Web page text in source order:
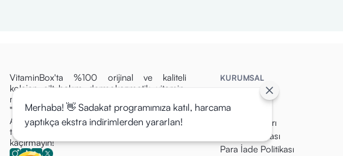
VitaminBox'ta %100 orijinal ve kaliteli
kolajen, cilt bakım, dermokozmetik, vitamin,
mineral ve takviye edici gıda ürünleriyle
"Daha İyi Bir Sen" için buradayız. Vitaminbox
Ailesine Katılın! Yeni ürünlerimizden ve özel
tekliflerden ilk siz haberdar olun, fırsatları
kaçırmayın!
KURUMSAL
Yasal Bildirim
Hizmet Şartları
Gizlilik Politikası
Para İade Politikası
Merhaba! 👋 Sadakat programımıza katıl, harcama
yaptıkça ekstra indirimlerden yararlan!